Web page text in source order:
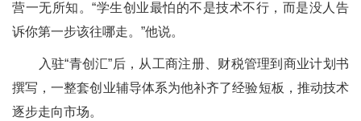
营一无所知。“学生创业最怕的不是技术不行，而是没人告
诉你第一步该往哪走。”他说。
入驻“青创汇”后，从工商注册、财税管理到商业计划书
撰写，一整套创业辅导体系为他补齐了经验短板，推动技术
逐步走向市场。